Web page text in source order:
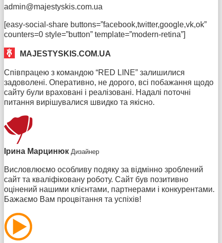
admin@majestyskis.com.ua
[easy-social-share buttons=”facebook,twitter,google,vk,ok”
counters=0 style=”button” template=”modern-retina”]
MAJESTYSKIS.COM.UA
Співпрацею з командою “RED LINE” залишилися
задоволені. Оперативно, не дорого, всі побажання щодо
сайту були враховані і реалізовані. Надалі поточні
питання вирішувалися швидко та якісно.
Ірина Марцинюк Дизайнер
Висловлюємо особливу подяку за відмінно зроблений
сайт та кваліфіковану роботу. Сайт був позитивно
оцінений нашими клієнтами, партнерами і конкурентами.
Бажаємо Вам процвітання та успіхів!